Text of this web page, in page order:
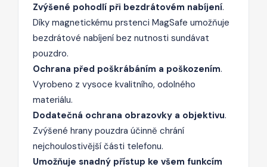
Zvýšené pohodlí při bezdrátovém nabíjení.
Díky magnetickému prstenci MagSafe umožňuje
bezdrátové nabíjení bez nutnosti sundávat
pouzdro.
Ochrana před poškrábáním a poškozením.
Vyrobeno z vysoce kvalitního, odolného
materiálu.
Dodatečná ochrana obrazovky a objektivu.
Zvýšené hrany pouzdra účinně chrání
nejchoulostivější části telefonu.
Umožňuje snadný přístup ke všem funkcím